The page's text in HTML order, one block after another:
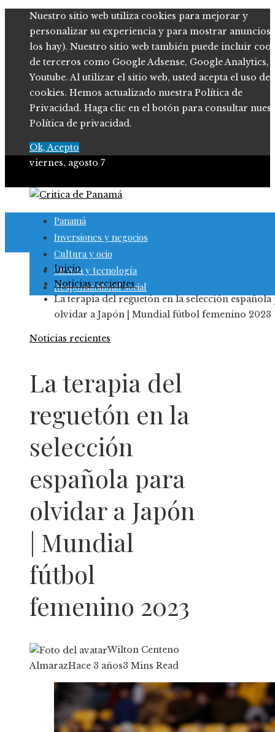
Nuestro sitio web utiliza cookies para mejorar y
personalizar su experiencia y para mostrar anuncios
los hay). Nuestro sitio web también puede incluir
de terceros como Google Adsense, Google Analytics,
Youtube. Al utilizar el sitio web, usted acepta el uso de
cookies. Hemos actualizado nuestra Política de
Privacidad. Haga clic en el botón para consultar
Política de privacidad.
Ok, Acepto
viernes, agosto 7
Panamá
Inversiones y negocios
Cultura y ocio
Ciencia y tecnología
Responsabilidad social
Inicio
Noticias recientes
La terapia del reguetón en la selección española
olvidar a Japón | Mundial fútbol femenino 2023
Noticias recientes
La terapia del
reguetón en la
selección
española para
olvidar a Japón
| Mundial
fútbol
femenino 2023
Wilton Centeno
AlmarazHace 3 años3 Mins Read